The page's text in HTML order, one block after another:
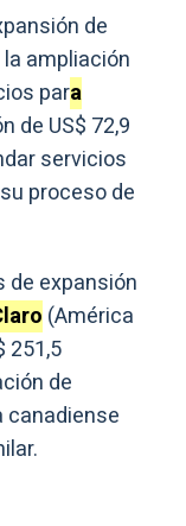
de
ampliación
para
de US$ 72,9
servicios
proceso de
de expansión
(América
251,5
de
canadiense